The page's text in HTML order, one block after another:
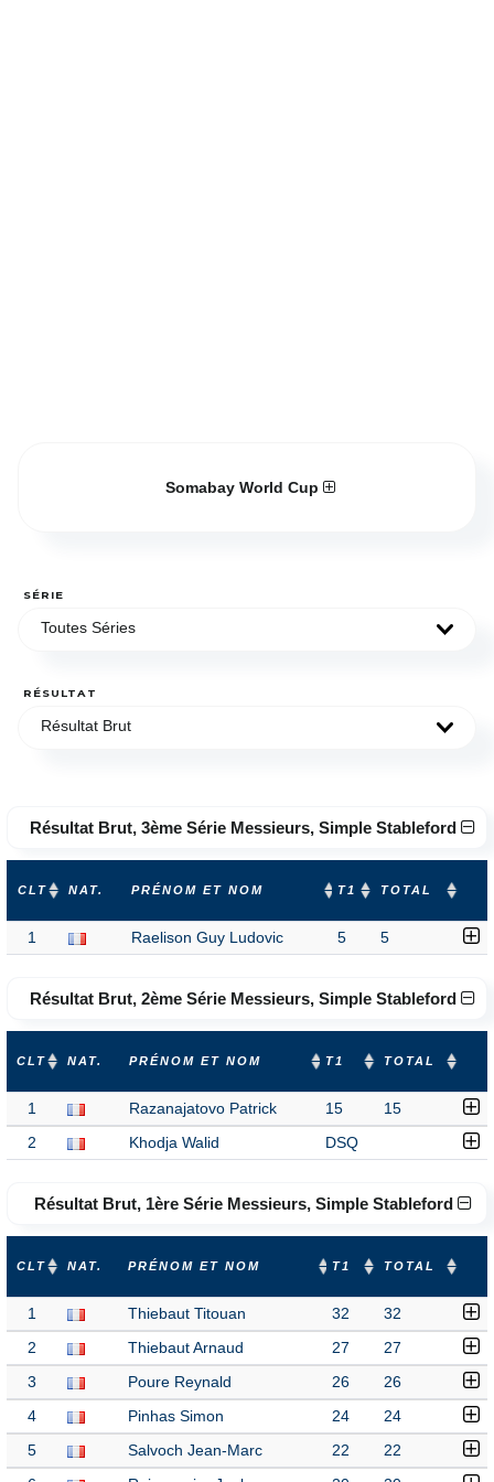
Somabay World Cup
SÉRIE
Toutes Séries
RÉSULTAT
Résultat Brut
Résultat Brut, 3ème Série Messieurs, Simple Stableford
CLT NAT. PRÉNOM ET NOM T1 TOTAL
1 Raelison Guy Ludovic 5 5
Résultat Brut, 2ème Série Messieurs, Simple Stableford
CLT NAT. PRÉNOM ET NOM T1 TOTAL
1 Razanajatovo Patrick 15 15
2 Khodja Walid DSQ
Résultat Brut, 1ère Série Messieurs, Simple Stableford
CLT NAT. PRÉNOM ET NOM T1 TOTAL
1 Thiebaut Titouan 32 32
2 Thiebaut Arnaud 27 27
3 Poure Reynald 26 26
4 Pinhas Simon 24 24
5 Salvoch Jean-Marc 22 22